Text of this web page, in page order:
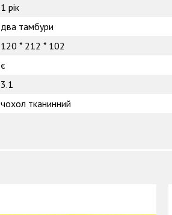
1 рік
два тамбури
120 * 212 * 102
є
3.1
чохол тканинний